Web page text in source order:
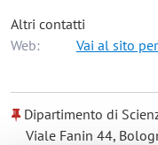
Altri contatti
Web:
Vai al sito
Dipartimento di
Viale Fanin 44,